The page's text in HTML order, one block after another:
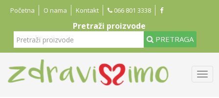
Početna O nama Kontakt 066 801 3338
Pretraži proizvode
PRETRAGA